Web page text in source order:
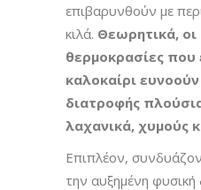
επιβαρυνθούν με
κιλά. Θεωρητικά,
θερμοκρασίες που
καλοκαίρι
διατροφής
λαχανικά, χυμούς
Επιπλέον,
την αυξημένη